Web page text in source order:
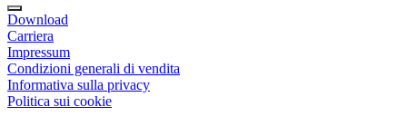
Download
Carriera
Impressum
Condizioni generali di vendita
Informativa sulla privacy
Politica sui cookie